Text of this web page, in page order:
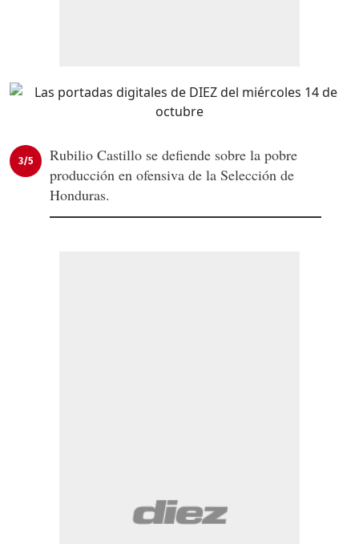
3/5
Rubilio Castillo se defiende sobre la pobre
producción en ofensiva de la Selección de
Honduras.